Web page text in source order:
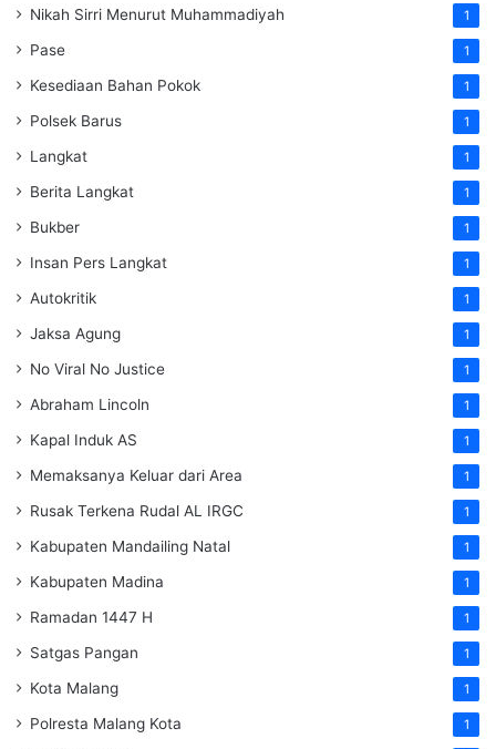
Nikah Sirri Menurut Muhammadiyah 1
Pase 1
Kesediaan Bahan Pokok 1
Polsek Barus 1
Langkat 1
Berita Langkat 1
Bukber 1
Insan Pers Langkat 1
Autokritik 1
Jaksa Agung 1
No Viral No Justice 1
Abraham Lincoln 1
Kapal Induk AS 1
Memaksanya Keluar dari Area 1
Rusak Terkena Rudal AL IRGC 1
Kabupaten Mandailing Natal 1
Kabupaten Madina 1
Ramadan 1447 H 1
Satgas Pangan 1
Kota Malang 1
Polresta Malang Kota 1